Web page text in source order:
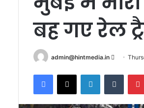
बह गए रेल
admin@hintmedia.in
Send
email
Facebook
X LinkedInTumblr